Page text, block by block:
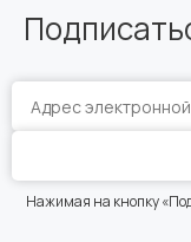
Нажимая на кнопку